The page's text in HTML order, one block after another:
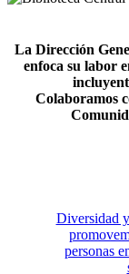
La Dirección
enfoca su labor
Colaboramos
Diversidad
personas